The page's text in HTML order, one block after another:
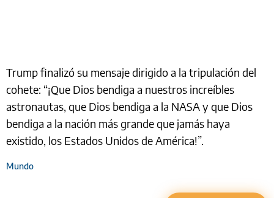
Trump finalizó su mensaje dirigido a la tripulación del
cohete: “¡Que Dios bendiga a nuestros increíbles
astronautas, que Dios bendiga a la NASA y que Dios
bendiga a la nación más grande que jamás haya
existido, los Estados Unidos de América!”.
Mundo